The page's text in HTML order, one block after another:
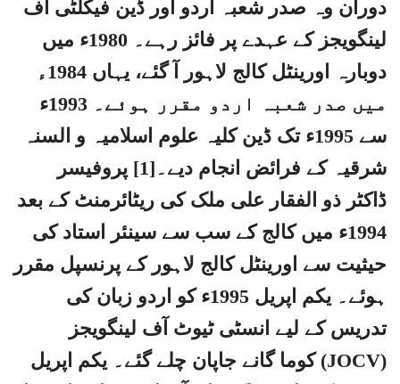
دوران وہ صدر شعبہ اردو اور ڈین فیکلٹی آف
لینگویجز کے عہدے پر فائز رہے۔ 1980ء میں
دوبارہ اورینٹل کالج لاہور آ گئے، یہاں 1984ء
میں صدر شعبہ اردو مقرر ہوئے۔ 1993ء
سے 1995ء تک ڈین کلیہ علوم اسلامیہ و السنہ
شرقیہ کے فرائض انجام دیے۔[1] پروفیسر
ڈاکٹر ذو الفقار علی ملک کی ریٹائرمنٹ کے بعد
1994ء میں کالج کے سب سے سینئر استاد کی
حیثیت سے اورینٹل کالج لاہور کے پرنسپل مقرر
ہوئے۔ یکم اپریل 1995ء کو اردو زبان کی
تدریس کے لیے انسٹی ٹیوٹ آف لینگویجز
(JOCV) کوما گانے جاپان چلے گئے۔ یکم اپریل